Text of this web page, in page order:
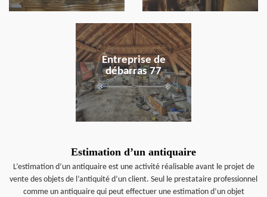
Entreprise de
débarras 77
en savoir plus
Estimation d’un antiquaire
L’estimation d’un antiquaire est une activité réalisable avant le projet de
vente des objets de l’antiquité d’un client. Seul le prestataire professionnel
comme un antiquaire qui peut effectuer une estimation d’un objet